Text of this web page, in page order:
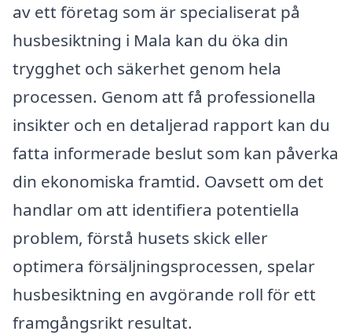
av ett företag som är specialiserat på
husbesiktning i Mala kan du öka din
trygghet och säkerhet genom hela
processen. Genom att få professionella
insikter och en detaljerad rapport kan du
fatta informerade beslut som kan påverka
din ekonomiska framtid. Oavsett om det
handlar om att identifiera potentiella
problem, förstå husets skick eller
optimera försäljningsprocessen, spelar
husbesiktning en avgörande roll för ett
framgångsrikt resultat.